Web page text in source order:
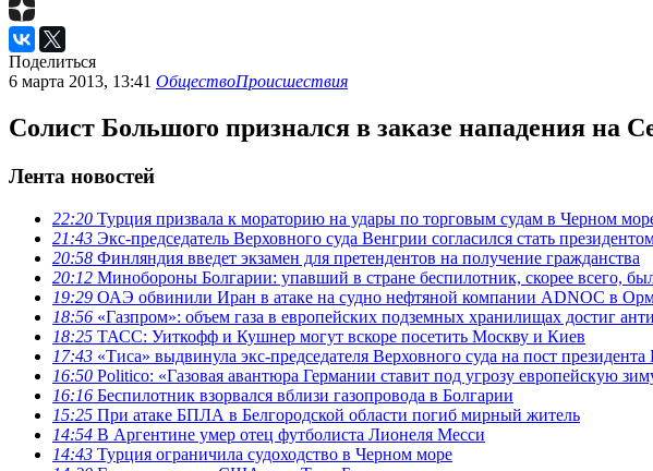
Поделиться
6 марта 2013, 13:41 ОбществоПроисшествия
Солист Большого признался в заказе нападения на
Лента новостей
22:20 Турция призвала к мораторию на удары по торговым судам в Черном
21:43 Экс-председатель Верховного суда Венгрии согласился стать
20:58 Финляндия введет экзамен для претендентов на получение гражданства
20:12 Минобороны Болгарии: упавший в стране беспилотник, скорее всего,
19:29 ОАЭ обвинили Иран в атаке на судно нефтяной компании ADNOC в
18:56 «Газпром»: объем газа в европейских подземных хранилищах достиг
18:25 ТАСС: Уиткофф и Кушнер могут вскоре посетить Москву и Киев
17:43 «Тиса» выдвинула экс-председателя Верховного суда на пост
16:50 Politico: «Газовая авантюра Германии ставит под угрозу европейскую
16:16 Беспилотник взорвался вблизи газопровода в Болгарии
15:25 При атаке БПЛА в Белгородской области погиб мирный житель
14:54 В Аргентине умер отец футболиста Лионеля Месси
14:43 Турция ограничила судоходство в Черном море